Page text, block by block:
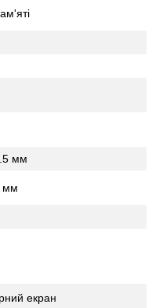
мм
мм
екран